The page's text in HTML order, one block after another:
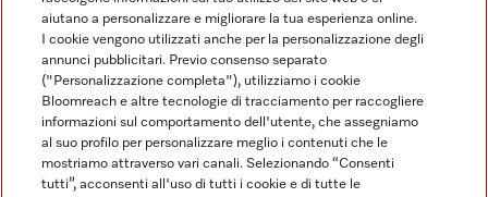
Impostazioni dei cookie
FINANZIAMENTO FINO A 50 MESI CON OPZIONE 10 E TASSO
ZERO
aiutano a personalizzare e migliorare la tua esperienza online.
I cookie vengono utilizzati anche per la personalizzazione degli
annunci pubblicitari. Previo consenso separato
("Personalizzazione completa"), utilizziamo i cookie
Bloomreach e altre tecnologie di tracciamento per raccogliere
informazioni sul comportamento dell'utente, che assegniamo
al suo profilo per personalizzare meglio i contenuti che le
mostriamo attraverso vari canali. Selezionando “Consenti
tutti”, acconsenti all'uso di tutti i cookie e di tutte le